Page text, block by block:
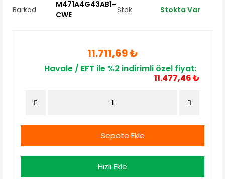
Barkod
M471A4G43AB1-
CWE
Stok Stokta Var
11.711,69 ₺
Havale / EFT ile %2 indirimli özel fiyat:
11.477,46 ₺
Sepete Ekle
Hızlı Ekle